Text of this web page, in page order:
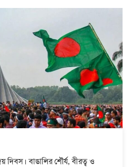
বাঙালির শৌর্য, বীরত্ব ও